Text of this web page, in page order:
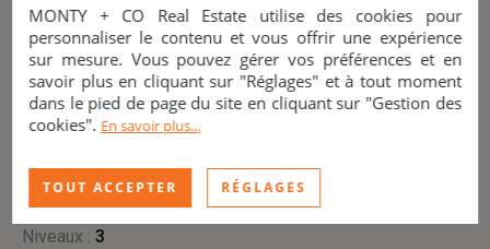
GÉNERAL
Référence :
MCO-L-277
Type de bien :
villa
Ville :
Grimaud (83310)
État :
en très bon état
niveaux : 3
MONTY + CO Real Estate utilise des cookies pour
personnaliser le contenu et vous offrir une expérience
sur mesure. Vous pouvez gérer vos préférences et en
savoir plus en cliquant sur "Réglages" et à tout moment
dans le pied de page du site en cliquant sur "Gestion des
cookies". En savoir plus...
TOUT ACCEPTER RÉGLAGES